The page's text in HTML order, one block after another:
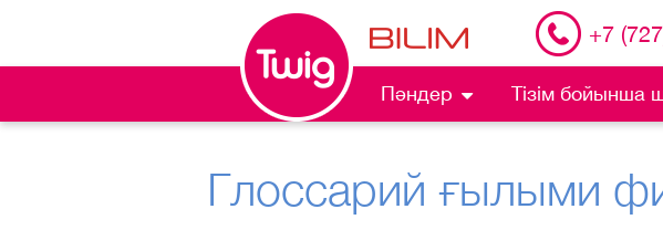
+7
Пәндер Тізім бойынша
Глоссарий ғылыми